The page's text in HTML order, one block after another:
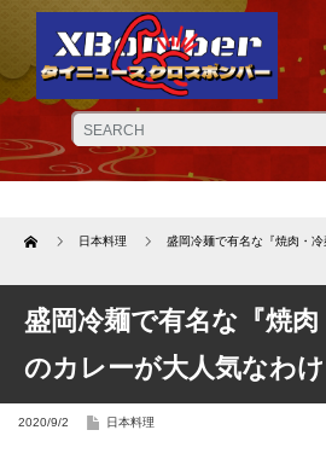
Home 日本料理 盛岡冷麺で有名な『焼肉・
盛岡冷麺で有名な『焼肉
のカレーが大人気なわけ
2020/9/2 日本料理